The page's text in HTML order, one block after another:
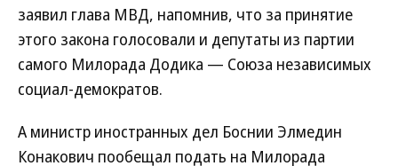
заявил глава МВД, напомнив, что за принятие
этого закона голосовали и депутаты из партии
самого Милорада Додика — Союза независимых
социал-демократов.
А министр иностранных дел Боснии Элмедин
Конакович пообещал подать на Милорада